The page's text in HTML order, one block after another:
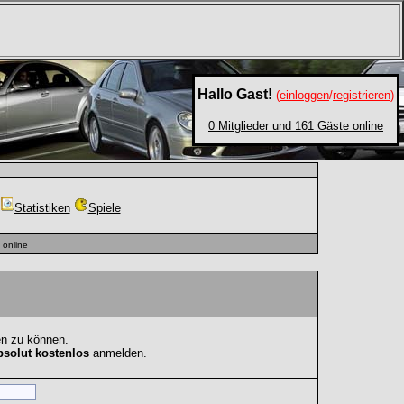
Hallo Gast! (einloggen/registrieren)
0 Mitglieder und 161 Gäste online
Statistiken Spiele
zu können.
kostenlos anmelden.